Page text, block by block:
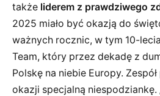
także liderem z prawdziwego
2025 miało być okazją do
ważnych rocznic, w tym 10-
Team, który przez dekadę z
Polskę na niebie Europy.
okazji specjalną niespodziankę.